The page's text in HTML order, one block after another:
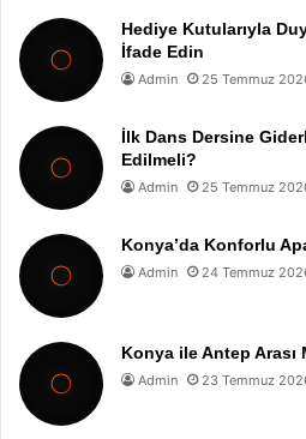
Hediye Kutularıyla
İfade Edin
Admin 25 Temmuz
İlk Dans Dersine
Edilmeli?
Admin 25 Temmuz
Konya’da Konforlu
Admin 24 Temmuz
Konya ile Antep Arası
Admin 23 Temmuz